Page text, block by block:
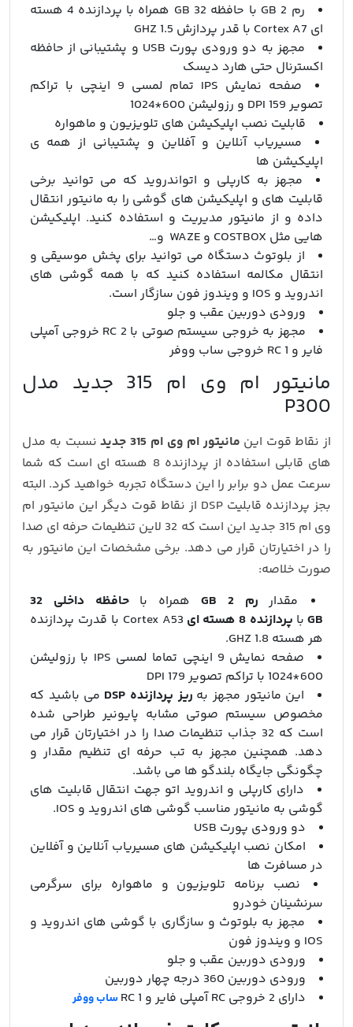
رم 2 GB با حافظه 32 GB همراه با پردازنده 4 هسته
ای Cortex A7 با قدر پردازش 1.5 GHZ
مجهز به دو ورودی پورت USB و پشتیبانی از حافظه
اکسترنال حتی هارد دیسک
صفحه نمایش IPS تمام لمسی 9 اینچی با تراکم
تصویر 159 DPI و رزولیشن 600*1024
قابلیت نصب اپلیکیشن های تلویزیون و ماهواره
مسیریاب آنلاین و آفلاین و پشتیبانی از همه ی
اپلیکیشن ها
مجهز به کارپلی و اتواندروید که می توانید برخی
قابلیت های و اپلیکیشن های گوشی را به مانیتور انتقال
داده و از مانیتور مدیریت و استفاده کنید. اپلیکیشن
هایی مثل COSTBOX و WAZE و…
از بلوتوث دستگاه می توانید برای پخش موسیقی و
انتقال مکالمه استفاده کنید که با همه گوشی های
اندروید و IOS و ویندوز فون سازگار است.
ورودی دوربین عقب و جلو
مجهز به خروجی سیستم صوتی با 2 RC خروجی آمپلی
فایر و 1 RC خروجی ساب ووفر
مانیتور ام وی ام 315 جدید مدل
P300
از نقاط قوت این مانیتور ام وی ام 315 جدید
نسبت به مدل
های قابلی استفاده از پردازنده 8 هسته ای است که شما
سرعت عمل دو برابر را این دستگاه تجربه خواهید کرد. البته
بجز پردازنده قابلیت DSP از نقاط قوت دیگر این مانیتور ام
وی ام 315 جدید این است که 32 لاین تنظیمات حرفه ای صدا
را در اختیارتان قرار می دهد. برخی مشخصات این مانیتور به
صورت خلاصه:
مقدار رم 2 GB همراه با
حافظه داخلی 32
GBبا پردازنده 8 هسته ای
Cortex A53 با قدرت پردازنده
هر هسته 1.8 GHZ.
صفحه نمایش 9 اینچی تماما لمسی IPS با رزولیشن
600*1024 با تراکم تصویر 179 DPI
این مانیتور مجهز به ریز پردازنده DSP
می باشید که
مخصوص سیستم صوتی مشابه پایونیر طراحی شده
است که 32 جذاب تنظیمات صدا را در اختیارتان قرار می
دهد. همچنین مجهز به تب حرفه ای تنظیم مقدار و
چگونگی جایگاه بلندگو ها می باشد.
دارای کارپلی و اندروید اتو جهت انتقال قابلیت های
گوشی به مانیتور مناسب گوشی های اندروید و IOS.
دو ورودی پورت USB
امکان نصب اپلیکیشن های مسیریاب آنلاین و آفلاین
در مسافرت ها
نصب برنامه تلویزیون و ماهواره برای سرگرمی
سرنشینان خودرو
مجهز به بلوتوث و سازگاری با گوشی های اندروید و
IOS و ویندوز فون
ورودی دوربین عقب و جلو
ورودی دوربین 360 درجه چهار دوربین
دارای 2 خروجی RC آمپلی فایر و 1 RC
ساب ووفر